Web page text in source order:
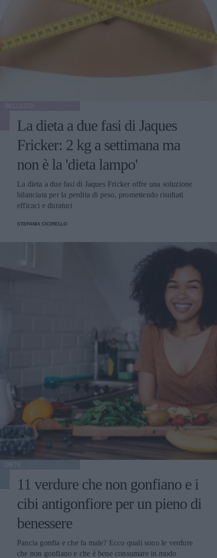
La dieta a due fasi di Jaques
Fricker: 2 kg a settimana ma
non è la 'dieta lampo'
La dieta a due fasi di Jaques Fricker offre una soluzione
bilanciata per la perdita di peso, promettendo risultati
efficaci e duraturi
STEFANIA CICIRELLO
11 verdure che non gonfiano e i
cibi antigonfiore per un pieno di
benessere
Pancia gonfia e che fa male? Ecco quali sono le verdure
che non gonfiano e che è bene consumare in modo